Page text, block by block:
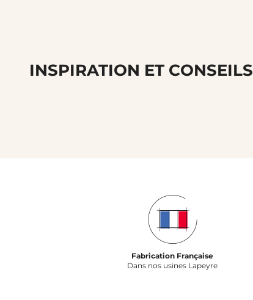
INSPIRATION ET CONSEILS
Fabrication Française
Dans nos usines Lapeyre